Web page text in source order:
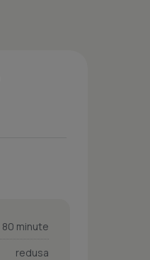
80 minute
redusa